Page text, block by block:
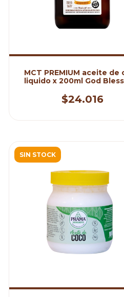
MCT PREMIUM aceite de
liquido x 200ml God
$24.016
SIN STOCK